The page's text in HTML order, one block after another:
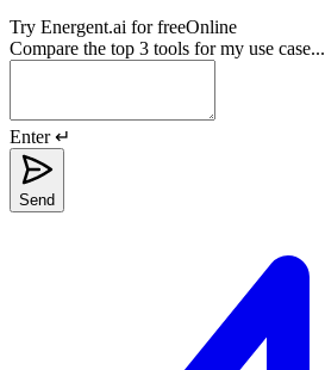
Try Energent.ai for freeOnline
Compare the top 3 tools for my use case...
Enter ↵
Send